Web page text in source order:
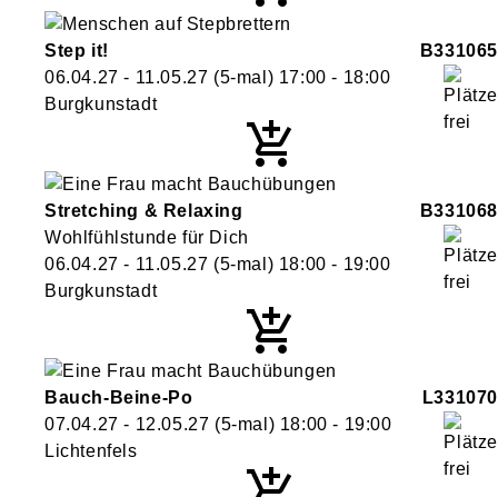
Step it!
B331065
06.04.27 - 11.05.27 (5-mal) 17:00 - 18:00
Burgkunstadt
Stretching & Relaxing
B331068
Wohlfühlstunde für Dich
06.04.27 - 11.05.27 (5-mal) 18:00 - 19:00
Burgkunstadt
Bauch-Beine-Po
L331070
07.04.27 - 12.05.27 (5-mal) 18:00 - 19:00
Lichtenfels